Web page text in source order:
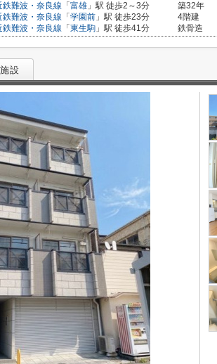
鉄難波・奈良線 「 富雄 」駅 徒歩2～3分
鉄難波・奈良線 「 学園前 」駅 徒歩23分
鉄難波・奈良線 「 東生駒 」駅 徒歩41分
築32年
4階建
鉄骨造
設